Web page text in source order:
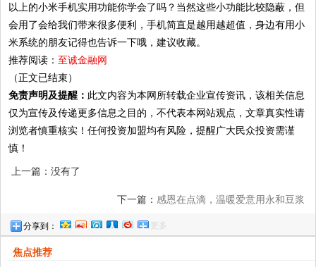
以上的小米手机实用功能你学会了吗？当然这些小功能比较隐蔽，但
会用了会给我们带来很多便利，手机简直是越用越超值，身边有用小
米系统的朋友记得也告诉一下哦，建议收藏。
推荐阅读：至诚金融网
（正文已结束）
免责声明及提醒： 此文内容为本网所转载企业宣传资讯，该相关信息
仅为宣传及传递更多信息之目的，不代表本网站观点，文章真实性请
浏览者慎重核实！任何投资加盟均有风险，提醒广大民众投资需谨
慎！
上一篇：没有了
下一篇： 感恩在点滴，温暖爱意用永和豆浆
分享到： 更多
焦点推荐